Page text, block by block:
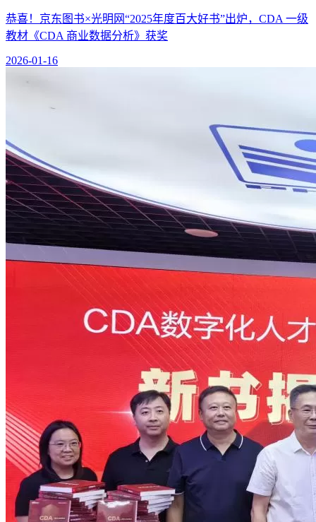
恭喜！京东图书×光明网“2025年度百大好书”出炉，CDA 一级
教材《CDA 商业数据分析》获奖
2026-01-16